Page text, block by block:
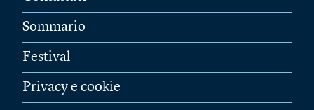
Sommario
Festival
Privacy e cookie